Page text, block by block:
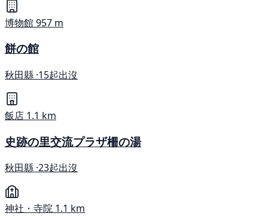
博物館957 m
餅の館
秋田縣 ·15起出沒
飯店 1.1 km
史跡の里交流プラザ柵の湯
秋田縣 ·23起出沒
神社・寺院 1.1 km